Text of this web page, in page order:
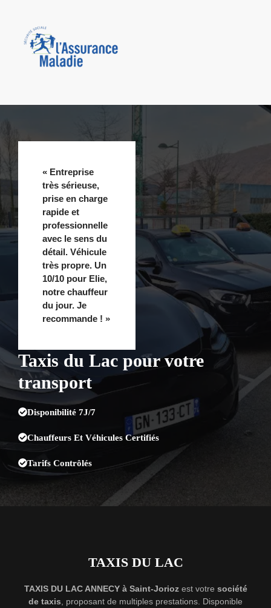
Taxis du Lac pour votre
transport
Disponibilité 7J/7
Chauffeurs Et Véhicules Certifiés
Tarifs Contrôlés
« Entreprise
très sérieuse,
prise en charge
rapide et
professionnelle
avec le sens du
détail. Véhicule
très propre. Un
10/10 pour Elie,
notre chauffeur
du jour. Je
recommande ! »
TAXIS DU LAC
TAXIS DU LAC ANNECY à Saint-Joriozest votre société
de taxis , proposant de multiples prestations. Disponible